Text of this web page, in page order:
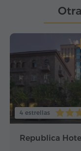
4 estrellas
Republica